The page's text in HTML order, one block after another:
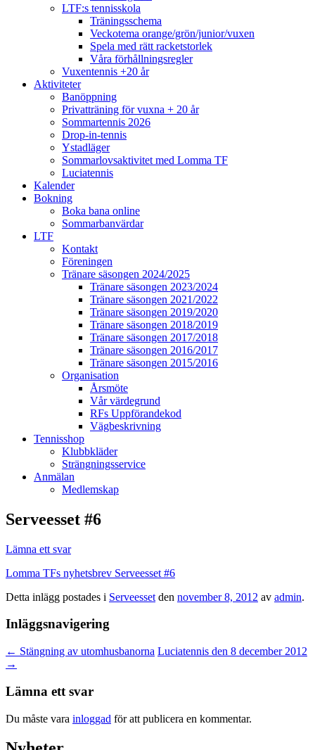
LTF:s tennisskola
Träningsschema
Veckotema orange/grön/junior/vuxen
Spela med rätt racketstorlek
Våra förhållningsregler
Vuxentennis +20 år
Aktiviteter
Banöppning
Privatträning för vuxna + 20 år
Sommartennis 2026
Drop-in-tennis
Ystadläger
Sommarlovsaktivitet med Lomma TF
Luciatennis
Kalender
Bokning
Boka bana online
Sommarbanvärdar
LTF
Kontakt
Föreningen
Tränare säsongen 2024/2025
Tränare säsongen 2023/2024
Tränare säsongen 2021/2022
Tränare säsongen 2019/2020
Tränare säsongen 2018/2019
Tränare säsongen 2017/2018
Tränare säsongen 2016/2017
Tränare säsongen 2015/2016
Organisation
Årsmöte
Vår värdegrund
RFs Uppförandekod
Vägbeskrivning
Tennisshop
Klubbkläder
Strängningsservice
Anmälan
Medlemskap
Serveesset #6
Lämna ett svar
Lomma TFs nyhetsbrev Serveesset #6
Detta inlägg postades i Serveesset den november 8, 2012 av admin.
Inläggsnavigering
← Stängning av utomhusban​orna Luciatennis den 8 december 2012
→
Lämna ett svar
Du måste vara inloggad för att publicera en kommentar.